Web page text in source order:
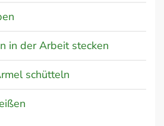
in der Arbeit stecken
schütteln